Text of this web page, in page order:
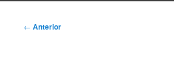
Navegación
← Anterior